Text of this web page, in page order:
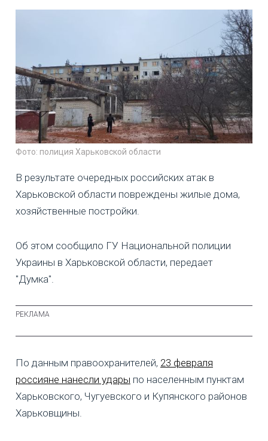
Фото: полиция Харьковской области
В результате очередных российских атак в
Харьковской области повреждены жилые дома,
хозяйственные постройки.
Об этом сообщило ГУ Национальной полиции
Украины в Харьковской области, передает
"Думка".
По данным правоохранителей, 23 февраля
россияне нанесли удары по населенным пунктам
Харьковского, Чугуевского и Купянского районов
Харьковщины.